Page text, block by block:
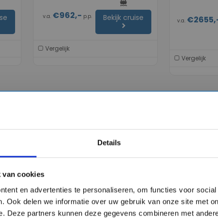
Details
van cookies
en advertenties te personaliseren, om functies voor
Ook delen we informatie over uw gebruik van onze site met
Deze partners kunnen deze gegevens combineren met
v.a. €962,- p.p.
directions_boat
Bekijk cruise
chevron_right
Vergelijk
op Zee,
v.a.
Vergelijk
8 daagse Alaska cruise met
de Coral Princess
8 daagse
de Coral